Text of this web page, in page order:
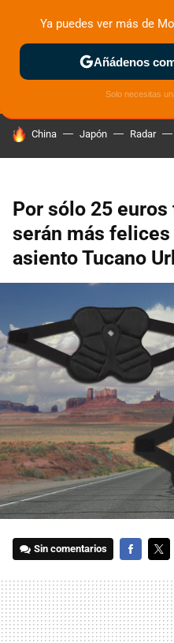
ZONA DE PRUEBAS
HOY SE HABLA DE
China Japón Radar
Por sólo 25
serán más
asiento Tucano
Sin comentarios
Ya puedes ver más de
Añádenos
Solo necesitas